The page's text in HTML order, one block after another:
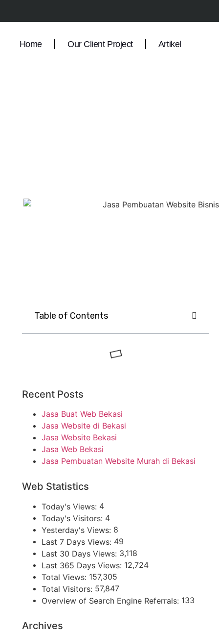
Home Our Client Project Artikel
Table of Contents
Recent Posts
Jasa Buat Web Bekasi
Jasa Website di Bekasi
Jasa Website Bekasi
Jasa Web Bekasi
Jasa Pembuatan Website Murah di Bekasi
Web Statistics
Today's Views: 4
Today's Visitors: 4
Yesterday's Views: 8
Last 7 Days Views: 49
Last 30 Days Views: 3,118
Last 365 Days Views: 12,724
Total Views: 157,305
Total Visitors: 57,847
Overview of Search Engine Referrals: 133
Archives